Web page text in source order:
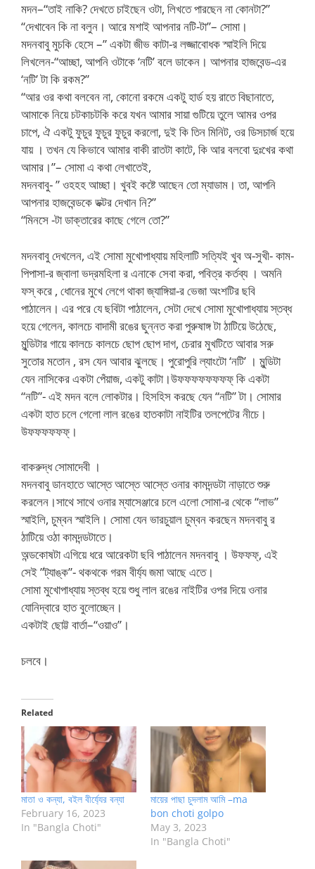
মদন–“তাই নাকি? দেখতে চাইছেন ওটা, লিখতে পারছেন না কোনটা?”
“দেখাবেন কি না বলুন। আরে মশাই আপনার নটি-টা”– সোমা।
মদনবাবু মুচকি হেসে –” একটা জীভ কাটা-র লজ্জাবোধক স্মাইলি দিয়ে
লিখলেন-“আচ্ছা, আপনি ওটাকে ‘নটি’ বলে ডাকেন। আপনার হাজবেন্ড-এর
‘নটি’ টা কি রকম?”
“আর ওর কথা বলবেন না, কোনো রকমে একটু হার্ড হয় রাতে বিছানাতে,
আমাকে নিয়ে চটকাচটকি করে যখন আমার সায়া গুটিয়ে তুলে আমর ওপর
চাপে, ঐ একটু ফুচুর ফুচুর ফুচুর করলো, দুই কি তিন মিনিট, ওর ডিসচার্জ হয়ে
যায় । তখন যে কিভাবে আমার বাকী রাতটা কাটে, কি আর বলবো দুঃখের কথা
আমার।”– সোমা এ কথা লেখাতেই,
মদনবাবু- ” ওহহহ আচ্ছা। খুবই কষ্টে আছেন তো ম্যাডাম। তা, আপনি
আপনার হাজবেন্ডকে ডক্টর দেখান নি?”
“মিনসে -টা ডাক্তারের কাছে গেলে তো?”
মদনবাবু দেখলেন, এই সোমা মুখোপাধ্যায় মহিলাটি সত্যিই খুব অ-সুখী- কাম-
পিপাসা-র জ্বালা ভদ্রমহিলা র এনাকে সেবা করা, পবিত্র কর্তব্য । অমনি
ফস্ করে , ধোনের মুখে লেগে থাকা জ্যাঙ্গিয়া-র ভেজা অংশটির ছবি
পাঠালেন। এর পরে যে ছবিটা পাঠালেন, সেটা দেখে সোমা মুখোপাধ্যায় স্তব্ধ
হয়ে গেলেন, কালচে বাদামী রঙের ছুন্নত করা পুরুষাঙ্গ টা ঠাটিয়ে উঠেছে,
মুন্ডিটার গায়ে কালচে কালচে ছোপ ছোপ দাগ, চেরার মুখটিতে আবার সরু
সুতোর মতোন , রস যেন আবার ঝুলছে। পুরোপুরি ল্যাংটো ‘নটি’ । মুন্ডিটা
যেন নাসিকের একটা পেঁয়াজ, একটু কাটা।উফফফফফফফফ্ কি একটা
“নটি”- এই মদন বলে লোকটার। হিসহিস করছে যেন “নটি” টা। সোমার
একটা হাত চলে গেলো লাল রঙের হাতকাটা নাইটির তলপেটের নীচে।
উফফফফফফ্।
বাকরুদ্ধ সোমাদেবী ।
মদনবাবু ডানহাতে আস্তে আস্তে আস্তে ওনার কামদন্ডটা নাড়াতে শুরু
করলেন।সাথে সাথে ওনার ম্যাসেঞ্জারে চলে এলো সোমা-র থেকে “লাভ”
স্মাইলি, চুম্বন স্মাইলি। সোমা যেন ভারচুয়াল চুম্বন করছেন মদনবাবু র
ঠাটিয়ে ওঠা কামদন্ডটাতে।
অন্ডকোষটা এগিয়ে ধরে আরেকটা ছবি পাঠালেন মদনবাবু । উফফফ্, এই
সেই ”ট্যাঙ্ক”- থকথকে গরম বীর্য্য জমা আছে এতে।
সোমা মুখোপাধ্যায় স্তব্ধ হয়ে শুধু লাল রঙের নাইটির ওপর দিয়ে ওনার
যোনিদ্বারে হাত বুলোচ্ছেন।
একটাই ছোট্ট বার্তা–“ওয়াও”।
চলবে।
Related
মাতা ও কন্যা, বইল বীর্য্যের বন্যা
February 16, 2023
In "Bangla Choti"
মায়ের পাছা চুদলাম আমি –ma
bon choti golpo
May 3, 2023
In "Bangla Choti"